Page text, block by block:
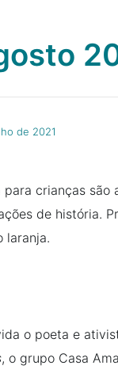
de 2021
crianças são
de história.
laranja.
o poeta e
, o grupo Casa